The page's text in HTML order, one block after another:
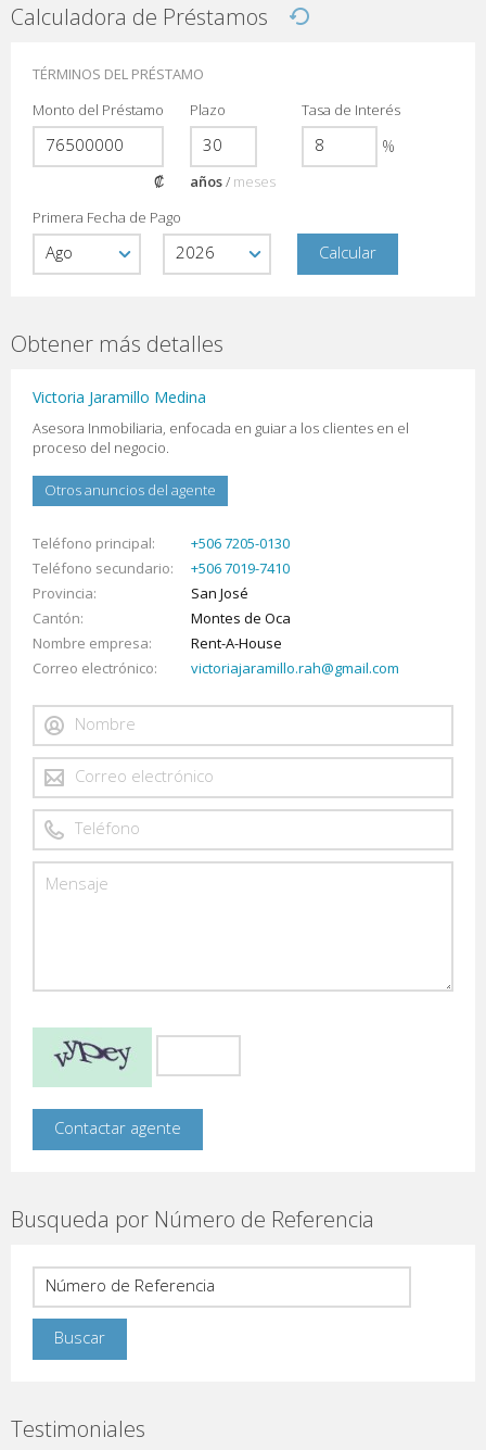
Calculadora de Préstamos
TÉRMINOS DEL PRÉSTAMO
Monto del Préstamo
₡
Plazo
años/ meses
Tasa de Interés
%
Primera Fecha de Pago
Obtener más detalles
Victoria Jaramillo Medina
Asesora Inmobiliaria, enfocada en guiar a los clientes en el
proceso del negocio.
Otros anuncios del agente
Teléfono principal
+506 7205-0130
Teléfono secundario
+506 7019-7410
Provincia
San José
Cantón
Montes de Oca
Nombre empresa
Rent-A-House
Correo electrónico
victoriajaramillo.rah@gmail.com
Busqueda por Número de Referencia
Testimoniales